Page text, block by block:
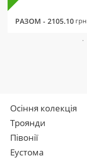
РАЗОМ - 2105.10 грн
Осіння колекція
Троянди
Півонії
Еустома